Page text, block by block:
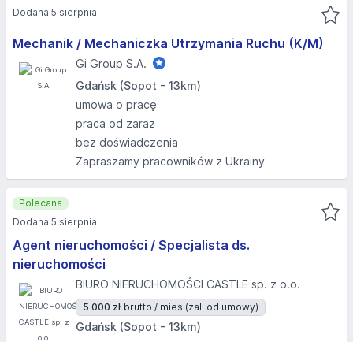
Mechanik / Mechaniczka Utrzymania Ruchu (K/M)
Gi Group S.A.
Gdańsk (Sopot - 13km)
umowa o pracę
praca od zaraz
bez doświadczenia
Zapraszamy pracowników z Ukrainy
Dodana 5 sierpnia
Agent nieruchomości / Specjalista ds.
nieruchomości
BIURO NIERUCHOMOŚCI CASTLE sp. z o.o.
5 000 zł brutto / mies.(zal. od umowy)
Gdańsk (Sopot - 13km)
Polecana
Dodana 5 sierpnia